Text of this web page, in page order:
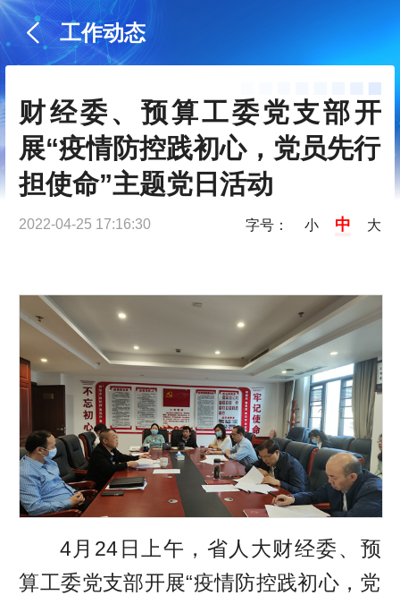
工作动态
财经委、预算工委党支部开
展“疫情防控践初心，党员先行
担使命”主题党日活动
2022-04-25 17:16:30 字号： 小 中 大
4月24日上午，省人大财经委、预
算工委党支部开展“疫情防控践初心，党